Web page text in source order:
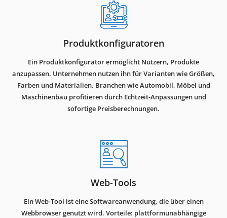
Produktkonfiguratoren
Ein Produktkonfigurator ermöglicht Nutzern, Produkte
anzupassen. Unternehmen nutzen ihn für Varianten wie Größen,
Farben und Materialien. Branchen wie Automobil, Möbel und
Maschinenbau profitieren durch Echtzeit-Anpassungen und
sofortige Preisberechnungen.
Web-Tools
Ein Web-Tool ist eine Softwareanwendung, die über einen
Webbrowser genutzt wird. Vorteile: plattformunabhängige